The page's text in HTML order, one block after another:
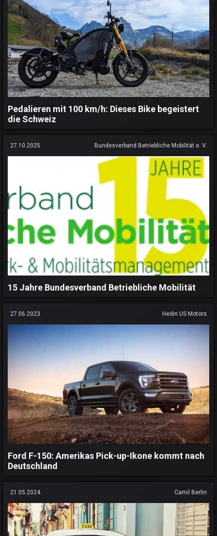
Pedalieren mit 100 km/h: Dieses Bike begeistert
die Schweiz
27.10.2025 Bundesverband Betriebliche Mobilität e. V.
15 Jahre Bundesverband Betriebliche Mobilität
27.06.2023 Hedin US Motors
Ford F-150: Amerikas Pick-up-Ikone kommt nach
Deutschland
21.05.2024 Camil Berlin